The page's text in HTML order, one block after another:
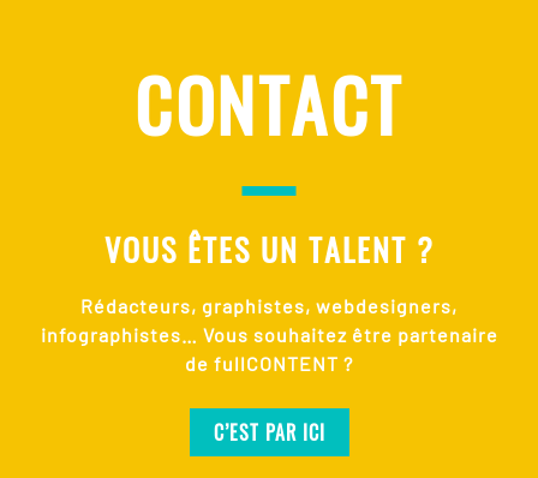
CONTACT
VOUS ÊTES UN TALENT ?
Rédacteurs, graphistes, webdesigners,
infographistes… Vous souhaitez être partenaire
de fullCONTENT ?
C’EST PAR ICI